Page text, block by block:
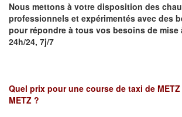
Nous mettons à votre disposition des
professionnels et expérimentés avec des
pour répondre à tous vos besoins de
24h/24, 7j/7
Quel prix pour une course de taxi de
METZ ?